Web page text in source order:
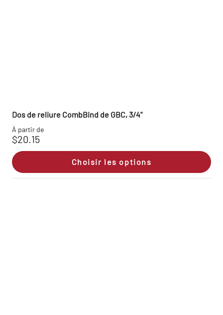
Dos de reliure CombBind de GBC, 3/4"
À partir de
$20.15
Choisir les options